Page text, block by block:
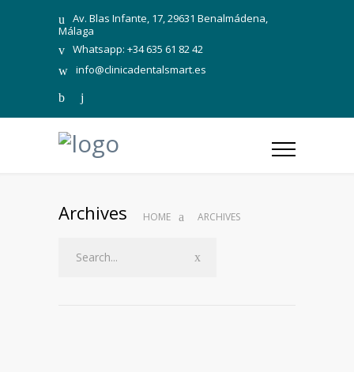
Av. Blas Infante, 17, 29631 Benalmádena,
Málaga
Whatsapp: +34 635 61 82 42
info@clinicadentalsmart.es
Archives HOME ARCHIVES